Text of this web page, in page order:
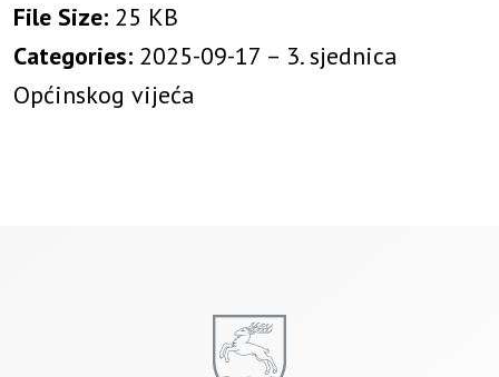
File Size: 25 KB
Categories: 2025-09-17 – 3. sjednica
Općinskog vijeća